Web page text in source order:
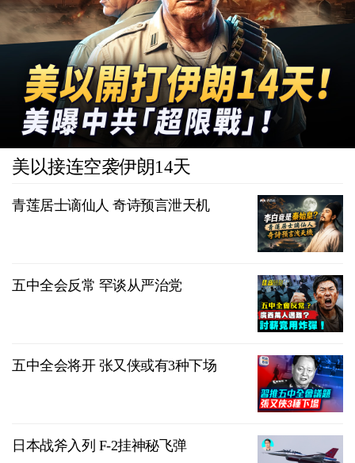
美以接连空袭伊朗14天
青莲居士谪仙人 奇诗预言泄天机
五中全会反常 罕谈从严治党
五中全会将开 张又侠或有3种下场
日本战斧入列 F-2挂神秘飞弹